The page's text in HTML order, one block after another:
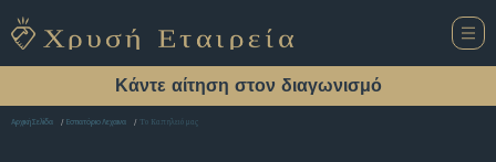
Κάντε αίτηση στον διαγωνισμό
Αρχική Σελίδα Εστιατόριο Λεχαινα Το Καπηλειό μας